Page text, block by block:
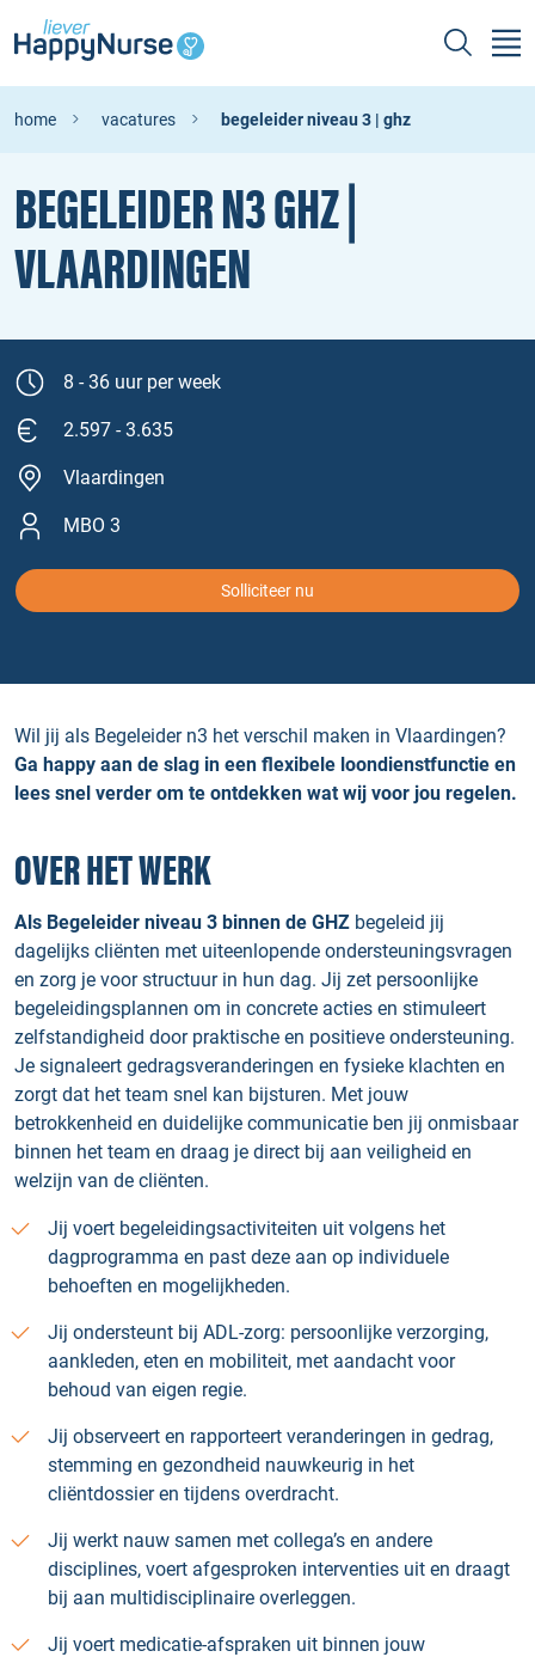
home vacatures begeleider niveau 3 | ghz
BEGELEIDER N3 GHZ |
VLAARDINGEN
8 - 36 uur per week
2.597 - 3.635
Vlaardingen
MBO 3
Solliciteer nu
Wil jij als Begeleider n3 het verschil maken in Vlaardingen?
Ga happy aan de slag in een flexibele loondienstfunctie en
lees snel verder om te ontdekken wat wij voor jou regelen.
OVER HET WERK
Als Begeleider niveau 3 binnen de GHZ begeleid jij
dagelijks cliënten met uiteenlopende ondersteuningsvragen
en zorg je voor structuur in hun dag. Jij zet persoonlijke
begeleidingsplannen om in concrete acties en stimuleert
zelfstandigheid door praktische en positieve ondersteuning.
Je signaleert gedragsveranderingen en fysieke klachten en
zorgt dat het team snel kan bijsturen. Met jouw
betrokkenheid en duidelijke communicatie ben jij onmisbaar
binnen het team en draag je direct bij aan veiligheid en
welzijn van de cliënten.
Jij voert begeleidingsactiviteiten uit volgens het
dagprogramma en past deze aan op individuele
behoeften en mogelijkheden.
Jij ondersteunt bij ADL-zorg: persoonlijke verzorging,
aankleden, eten en mobiliteit, met aandacht voor
behoud van eigen regie.
Jij observeert en rapporteert veranderingen in gedrag,
stemming en gezondheid nauwkeurig in het
cliëntdossier en tijdens overdracht.
Jij werkt nauw samen met collega’s en andere
disciplines, voert afgesproken interventies uit en draagt
bij aan multidisciplinaire overleggen.
Jij voert medicatie-afspraken uit binnen jouw